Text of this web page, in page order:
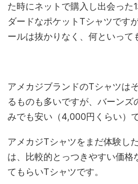
た時にネットで購入し出会った
ダードなポケットTシャツです
ールは抜かりなく、何といって
アメカジブランドのTシャツは
るものも多いですが、バーンズ
みでも安い（4,000円くらい）で
アメカジTシャツをまだ体験し
は、比較的とっつきやすい価格
てもらいTシャツです。